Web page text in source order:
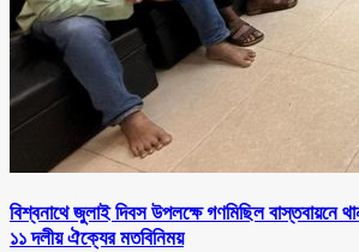
বিশ্বনাথে জুলাই দিবস উপলক্ষে গণমিছিল বাস্তবায়নে
১১ দলীয় ঐক্যের মতবিনিময়